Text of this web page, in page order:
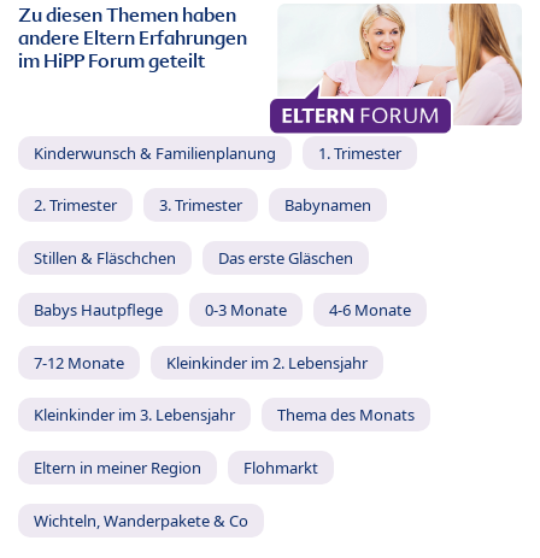
Zu diesen Themen haben
andere Eltern Erfahrungen
im HiPP Forum geteilt
Kinderwunsch & Familienplanung 1. Trimester
2. Trimester 3. Trimester Babynamen
Stillen & Fläschchen Das erste Gläschen
Babys Hautpflege 0-3 Monate 4-6 Monate
7-12 Monate Kleinkinder im 2. Lebensjahr
Kleinkinder im 3. Lebensjahr Thema des Monats
Eltern in meiner Region Flohmarkt
Wichteln, Wanderpakete & Co